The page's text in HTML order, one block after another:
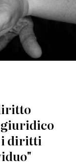
i diritti